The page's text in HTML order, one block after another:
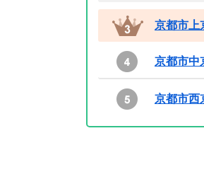
京都市上
京都市中
京都市西